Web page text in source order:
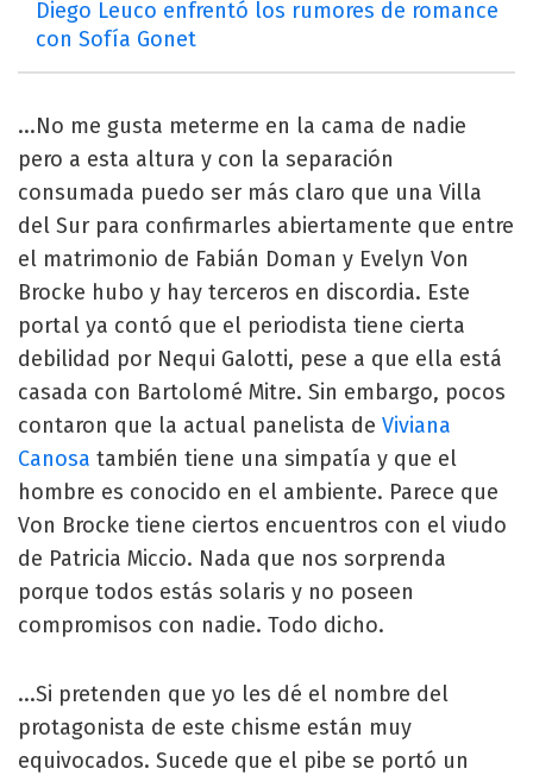
Diego Leuco enfrentó los rumores de romance
con Sofía Gonet
...No me gusta meterme en la cama de nadie
pero a esta altura y con la separación
consumada puedo ser más claro que una Villa
del Sur para confirmarles abiertamente que entre
el matrimonio de Fabián Doman y Evelyn Von
Brocke hubo y hay terceros en discordia. Este
portal ya contó que el periodista tiene cierta
debilidad por Nequi Galotti, pese a que ella está
casada con Bartolomé Mitre. Sin embargo, pocos
contaron que la actual panelista de Viviana
Canosa también tiene una simpatía y que el
hombre es conocido en el ambiente. Parece que
Von Brocke tiene ciertos encuentros con el viudo
de Patricia Miccio. Nada que nos sorprenda
porque todos estás solaris y no poseen
compromisos con nadie. Todo dicho.
...Si pretenden que yo les dé el nombre del
protagonista de este chisme están muy
equivocados. Sucede que el pibe se portó un